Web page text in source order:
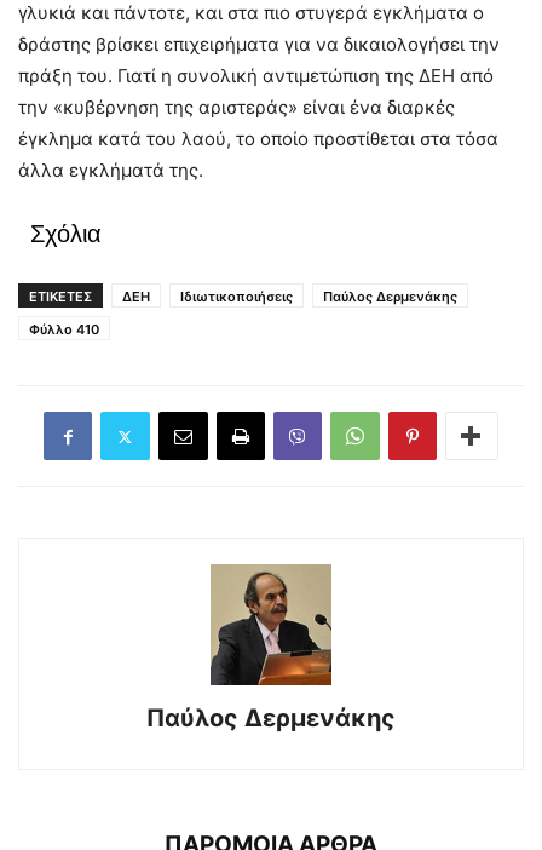
γλυκιά και πάντοτε, και στα πιο στυγερά εγκλήματα ο
δράστης βρίσκει επιχειρήματα για να δικαιολογήσει την
πράξη του. Γιατί η συνολική αντιμετώπιση της ΔΕΗ από
την «κυβέρνηση της αριστεράς» είναι ένα διαρκές
έγκλημα κατά του λαού, το οποίο προστίθεται στα τόσα
άλλα εγκλήματά της.
Σχόλια
ΕΤΙΚΕΤΕΣ ΔΕΗ Ιδιωτικοποιήσεις
Παύλος Δερμενάκης
Φύλλο 410
Παύλος Δερμενάκης